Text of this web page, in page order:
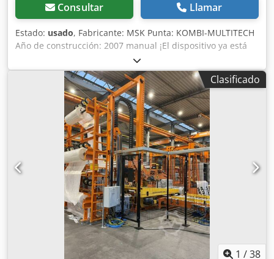
Consultar Llamar
Estado: usado, Fabricante: MSK Punta: KOMBI-MULTITECH
Año de construcción: 2007 manual ¡El dispositivo ya está
desmontado y puede ser entregado inmediatamente!
Chedpfx Ajq U Rhpelwsa
Clasificado
1 /38